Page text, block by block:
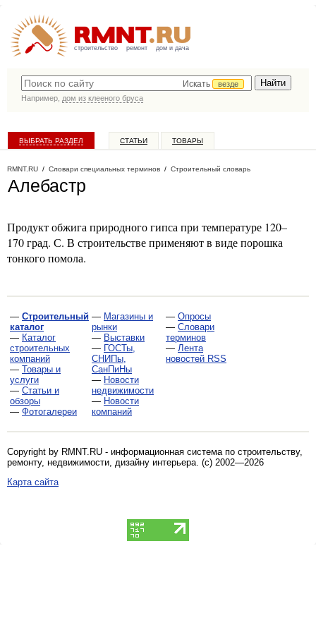
строительство ремонт дом и дача
Искать
везде
Например, дом из клееного бруса
ВЫБРАТЬ РАЗДЕЛ СТАТЬИ ТОВАРЫ
RMNT.RU / Словари специальных терминов / Строительный словарь
Алебастр
Продукт обжига природного гипса при температуре 120–
170 град. С. В строительстве применяют в виде порошка
тонкого помола.
— Строительный
каталог
— Каталог
строительных
компаний
— Товары и
услуги
— Статьи и
обзоры
— Фотогалереи
— Магазины и
рынки
— Выставки
— ГОСТы,
СНИПы,
СанПиНы
— Новости
недвижимости
— Новости
компаний
— Опросы
— Словари
терминов
— Лента
новостей RSS
Copyright by RMNT.RU - информационная система по строительству,
ремонту, недвижимости, дизайну интерьера. (c) 2002—2026
Карта сайта